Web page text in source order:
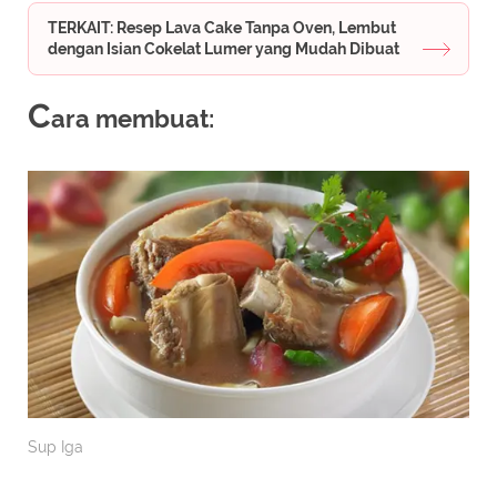
TERKAIT: Resep Lava Cake Tanpa Oven, Lembut
dengan Isian Cokelat Lumer yang Mudah Dibuat
Cara membuat:
Sup Iga